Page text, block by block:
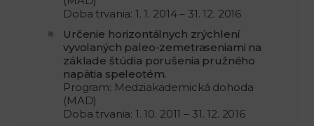
Doba trvania: 1. 1. 2014 – 31. 12. 2016
Určenie horizontálnych zrýchlení
vyvolaných paleo-zemetraseniami na
základe štúdia porušenia pružného
napätia speleotém.
Program: Medziakademická dohoda
(MAD)
Doba trvania: 1. 10. 2011 – 31. 12. 2016